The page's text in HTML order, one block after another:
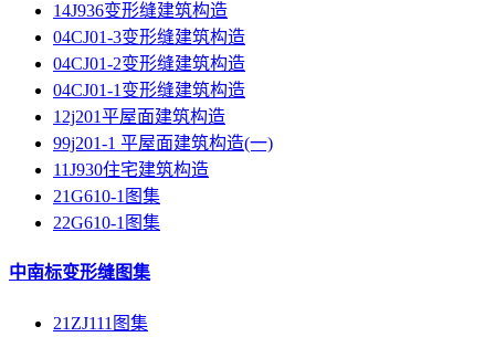
14J936变形缝建筑构造
04CJ01-3变形缝建筑构造
04CJ01-2变形缝建筑构造
04CJ01-1变形缝建筑构造
12j201平屋面建筑构造
99j201-1 平屋面建筑构造(一)
11J930住宅建筑构造
21G610-1图集
22G610-1图集
中南标变形缝图集
21ZJ111图集